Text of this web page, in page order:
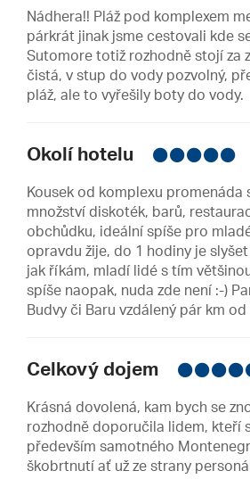
Nádhera!! Pláž pod komplexem
párkrát jinak jsme cestovali kde
Sutomore totiž rozhodně stojí za
čistá, v stup do vody pozvolný,
pláž, ale to vyřešily boty do vody.
Okolí hotelu
Kousek od komplexu promenáda
množství diskoték, barů,
obchůdku, ideální spíše pro
opravdu žije, do 1 hodiny je
jak říkám, mladí lidé s tím
spíše naopak, nuda zde není :-)
Budvy či Baru vzdálený pár km
Celkový dojem
Krásná dovolená, kam bych se
rozhodně doporučila lidem, kteří
především samotného
škobrtnutí ať už ze strany